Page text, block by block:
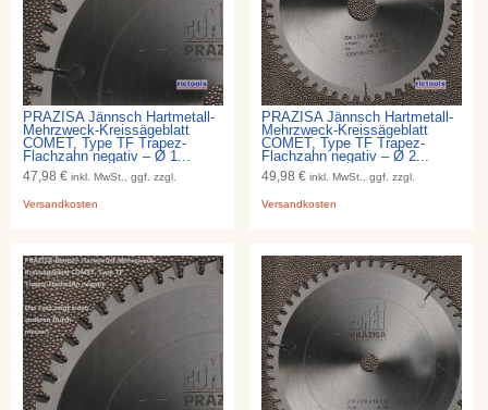
PRÄZISA Jännsch Hartmetall-
Mehrzweck-Kreissägeblatt
COMET, Type TF Trapez-
Flachzahn negativ – Ø 1...
47,98 € inkl. MwSt., ggf. zzgl.
Versandkosten
PRÄZISA Jännsch Hartmetall-
Mehrzweck-Kreissägeblatt
COMET, Type TF Trapez-
Flachzahn negativ – Ø 2...
49,98 €inkl. MwSt., ggf. zzgl.
Versandkosten